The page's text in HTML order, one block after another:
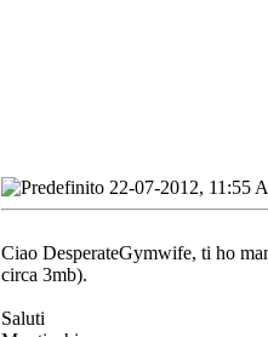
22-07-2012, 11:55
Ciao DesperateGymwife, ti ho
circa 3mb).
Saluti